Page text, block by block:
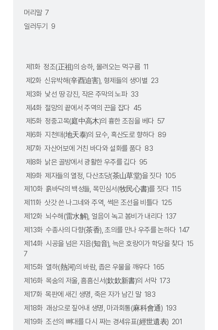
머리말  7
일러두기  9
제1화  정조(正祖)의 승하, 몰려오는 먹구름  11
제2화  신유박해(辛酉迫害), 형제들의 생이별  23
제3화  낯선 땅 강진, 작은 주막의 노파  33
제4화  절망의 끝에서 주역의 끈을 잡다  45
제5화  정중고목(庭中高木)의 흉한 조짐을 베다  57
제6화  지천태(地天泰)의 묘수, 흑산도로 향하다  89
제7화  자산어보에 거친 바다와 설화를 품다  83
제8화  낡은 골방에서 광활한 우주를 깁다  95
제9화  제자들의 열정, 다산초당(茶山草堂)을 짓다  105
제10화  흙바닥의 백성들, 목민심서(牧民心書)를 짓다  115
제11화  삿갓 쓴 나그네와 주역, 썩은 조선을 비틀다  125
제12화  뇌수해(雷水解), 얼음이 녹고 봄비가 내리다  137
제13화  수종사의 다향(茶香), 초의를 만나 우주를 논하다  147
제14화  시공을 넘은 지음(知音), 늑은 호랑이가 학당을 찾다  15
7
제15화  열하(熱河)의 바람, 좁은 우물을 깨우다  165
제16화  목숨의 저울, 흠흠신서(欽欽新書)의 서막  173
제17화  목판에 새긴 생명, 죽은 자가 남긴 말  183
제18화  괘상으로 짚어내 생명, 마과회통(麻科會通)  193
제19화  조선의 뼈대를 다시 짜는 경세유표(經世遺表)  201